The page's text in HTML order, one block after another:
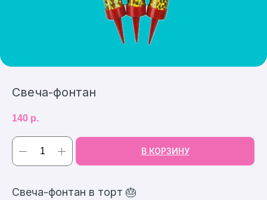
Свеча-фонтан
140 р.
В КОРЗИНУ
Свеча-фонтан в торт 🎂